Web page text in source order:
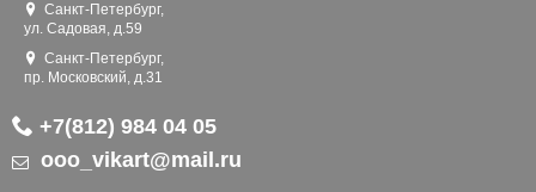
Санкт-Петербург,
ул. Садовая, д.59
Санкт-Петербург,
пр. Московский, д.31
+7(812) 984 04 05
ooo_vikart@mail.ru